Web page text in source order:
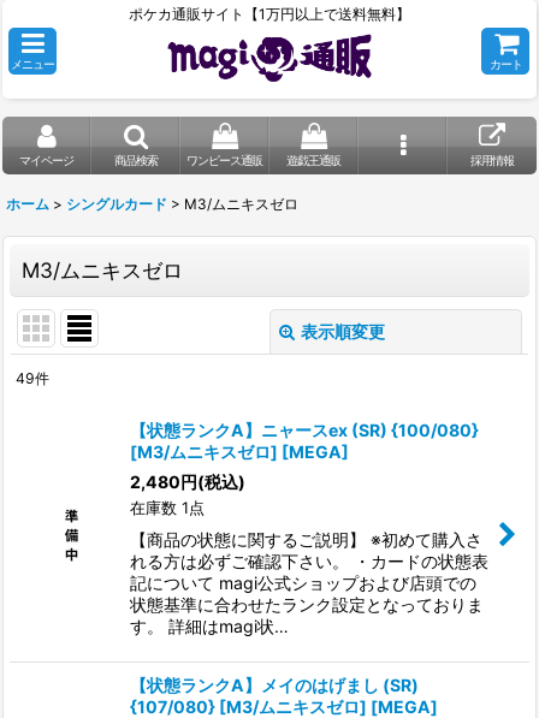
ポケカ通販サイト【1万円以上で送料無料】
メニュー カート
マイページ 商品検索 ワンピース通販 遊戯王通販 採用情報
ホーム > シングルカード > M3/ムニキスゼロ
M3/ムニキスゼロ
表示順変更
並び順
絞り込む
49件
【状態ランクA】ニャースex (SR) {100/080}
[M3/ムニキスゼロ] [MEGA]
2,480円(税込)
在庫数 1点
【商品の状態に関するご説明】 ※初めて購入さ
れる方は必ずご確認下さい。 ・カードの状態表
記について magi公式ショップおよび店頭での
状態基準に合わせたランク設定となっておりま
す。 詳細はmagi状…
【状態ランクA】メイのはげまし (SR)
{107/080} [M3/ムニキスゼロ] [MEGA]